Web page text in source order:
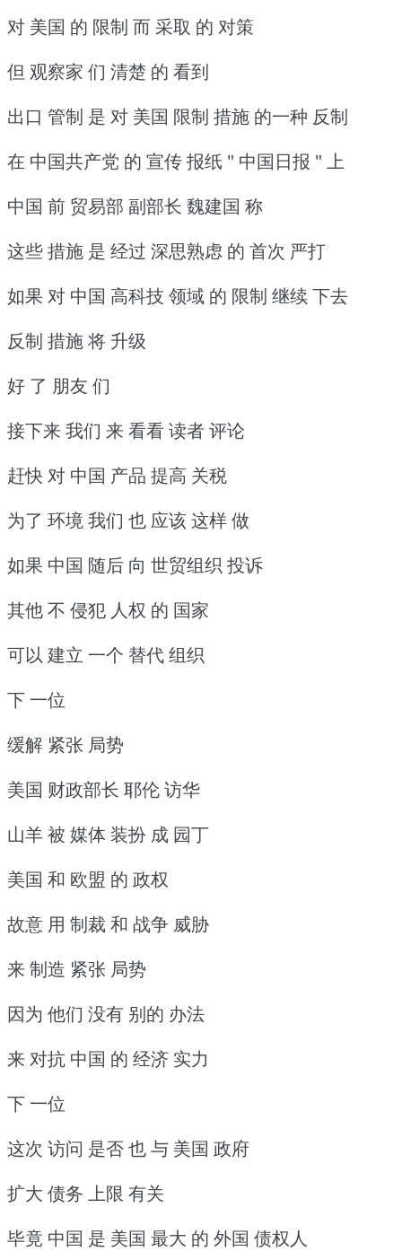
对 美国 的 限制 而 采取 的 对策
但 观察家 们 清楚 的 看到
出口 管制 是 对 美国 限制 措施 的一种 反制
在 中国共产党 的 宣传 报纸 " 中国日报 " 上
中国 前 贸易部 副部长 魏建国 称
这些 措施 是 经过 深思熟虑 的 首次 严打
如果 对 中国 高科技 领域 的 限制 继续 下去
反制 措施 将 升级
好 了 朋友 们
接下来 我们 来 看看 读者 评论
赶快 对 中国 产品 提高 关税
为了 环境 我们 也 应该 这样 做
如果 中国 随后 向 世贸组织 投诉
其他 不 侵犯 人权 的 国家
可以 建立 一个 替代 组织
下 一位
缓解 紧张 局势
美国 财政部长 耶伦 访华
山羊 被 媒体 装扮 成 园丁
美国 和 欧盟 的 政权
故意 用 制裁 和 战争 威胁
来 制造 紧张 局势
因为 他们 没有 别的 办法
来 对抗 中国 的 经济 实力
下 一位
这次 访问 是否 也 与 美国 政府
扩大 债务 上限 有关
毕竟 中国 是 美国 最大 的 外国 债权人